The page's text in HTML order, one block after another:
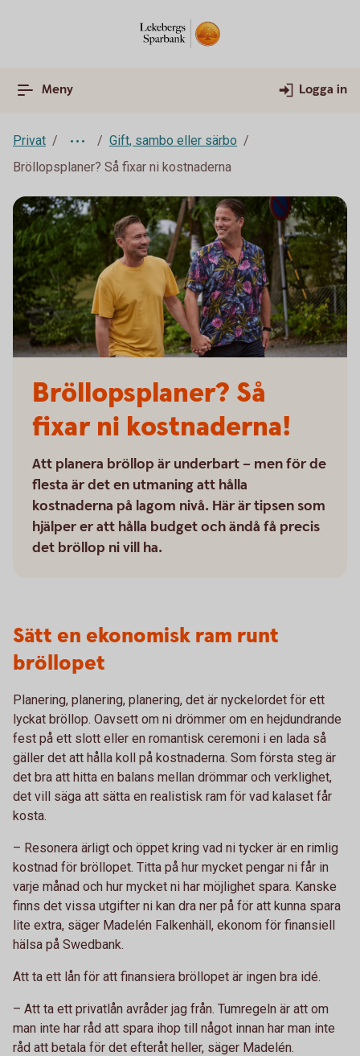
Meny Logga in
Privat
Gift, sambo eller särbo
Bröllopsplaner? Så fixar ni kostnaderna
Bröllopsplaner? Så
fixar ni kostnaderna!
Att planera bröllop är underbart – men för de
flesta är det en utmaning att hålla
kostnaderna på lagom nivå. Här är tipsen som
hjälper er att hålla budget och ändå få precis
det bröllop ni vill ha.
Sätt en ekonomisk ram runt
bröllopet
Planering, planering, planering, det är nyckelordet för ett
lyckat bröllop. Oavsett om ni drömmer om en hejdundrande
fest på ett slott eller en romantisk ceremoni i en lada så
gäller det att hålla koll på kostnaderna. Som första steg är
det bra att hitta en balans mellan drömmar och verklighet,
det vill säga att sätta en realistisk ram för vad kalaset får
kosta.
– Resonera ärligt och öppet kring vad ni tycker är en rimlig
kostnad för bröllopet. Titta på hur mycket pengar ni får in
varje månad och hur mycket ni har möjlighet spara. Kanske
finns det vissa utgifter ni kan dra ner på för att kunna spara
lite extra, säger Madelén Falkenhäll, ekonom för finansiell
hälsa på Swedbank.
Att ta ett lån för att finansiera bröllopet är ingen bra idé.
– Att ta ett privatlån avråder jag från. Tumregeln är att om
man inte har råd att spara ihop till något innan har man inte
råd att betala för det efteråt heller, säger Madelén.